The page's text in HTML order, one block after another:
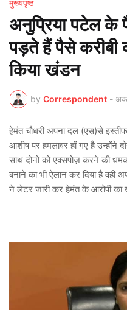
मुख्यपृष्ठ
अनुप्रिया पटेल के
पड़ते हैं पैसे करीबी
किया खंडन
by Correspondent -
हेमंत चौधरी अपना दल (एस)से
आशीष पर हमलावर हों गए है उन्होंने
साथ दोनो को एक्सपोज़ करने की
बनाने का भी ऐलान कर दिया है
ने लेटर जारी कर हेमंत के आरोपी का